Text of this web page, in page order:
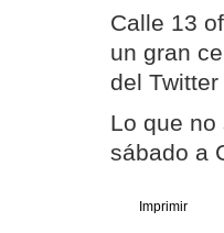
Calle 13
un gran
del
Lo que
sábado a
Imprimir